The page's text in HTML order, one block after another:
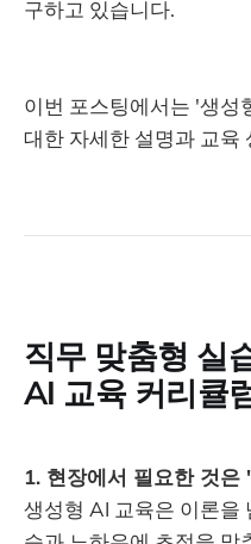
구하고 있습니다.
이번 포스팅에서는 '생성
대한 자세한 설명과 교육
직무 맞춤형 실
AI 교육 커리큘
1. 현장에서 필요한 것
생성형 AI 교육은 이론을